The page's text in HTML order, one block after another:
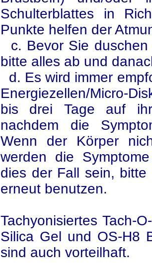
Schulterblattes in
Punkte helfen der
c. Bevor Sie
bitte alles ab und
d. Es wird immer
Energiezellen/Micro-
bis drei Tage auf
nachdem die
Wenn der Körper
werden die
dies der Fall sein, bitte
erneut benutzen.
Tachyonisiertes Tach-
Silica Gel und OS-H8
sind auch vorteilhaft.